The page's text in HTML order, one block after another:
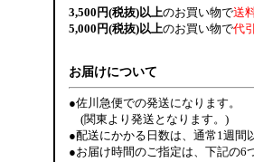
3,500円(税抜)以上のお買い物で送
5,000円(税抜)以上のお買い物で代
お届けについて
●佐川急便での発送になります。
(関東より発送となります。)
●配送にかかる日数は、通常1週間
●お届け時間のご指定は、下記の6